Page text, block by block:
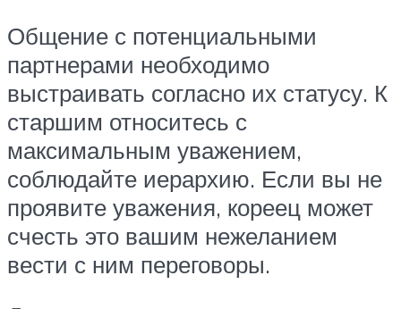
Общение с потенциальными
партнерами необходимо
выстраивать согласно их статусу. К
старшим относитесь с
максимальным уважением,
соблюдайте иерархию. Если вы не
проявите уважения, кореец может
счесть это вашим нежеланием
вести с ним переговоры.